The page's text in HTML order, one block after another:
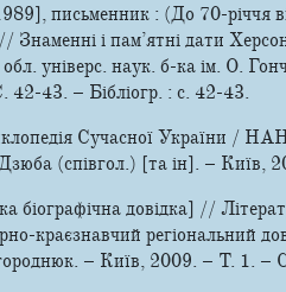
письменник : (До 70-річчя
// Знаменні і пам’ятні дати
універс. наук. б-ка ім. О.
­43. – Бібліогр. : с. 42-43.
Сучасної України /
(співгол.) [та ін]. – Київ,
біографічна довідка] //
краєзнавчий регіональний
– Київ, 2009. – Т. 1. –